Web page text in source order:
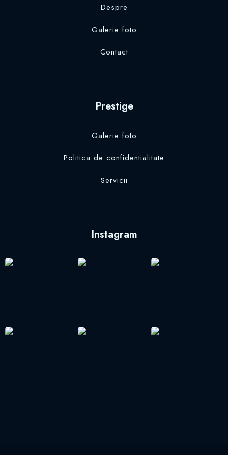
Despre
Galerie foto
Contact
Prestige
Galerie foto
Politica de confidentialitate
Servicii
Instagram